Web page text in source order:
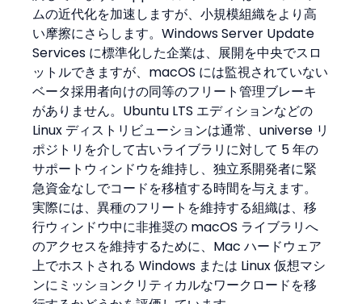
ムの近代化を加速しますが、小規模組織をより高
い摩擦にさらします。Windows Server Update
Services に標準化した企業は、展開を中央でスロ
ットルできますが、macOS には監視されていない
ベータ採用者向けの同等のフリート管理ブレーキ
がありません。Ubuntu LTS エディションなどの
Linux ディストリビューションは通常、universe リ
ポジトリを介して古いライブラリに対して 5 年の
サポートウィンドウを維持し、独立系開発者に緊
急資金なしでコードを移植する時間を与えます。
実際には、異種のフリートを維持する組織は、移
行ウィンドウ中に非推奨の macOS ライブラリへ
のアクセスを維持するために、Mac ハードウェア
上でホストされる Windows または Linux 仮想マシ
ンにミッションクリティカルなワークロードを移